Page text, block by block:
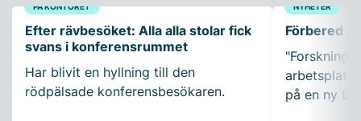
PÅ KONTORET
Efter rävbesöket: Alla alla stolar fick
svans i konferensrummet
Har blivit en hyllning till den
rödpälsade konferensbesökaren.
NYHETER
Förbered
"Forskning
på en ny